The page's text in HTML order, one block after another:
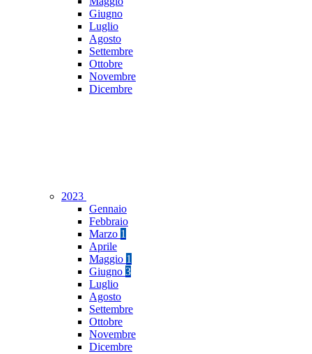
Giugno
Luglio
Agosto
Settembre
Ottobre
Novembre
Dicembre
2023
Gennaio
Febbraio
Marzo 1
Aprile
Maggio 1
Giugno 3
Luglio
Agosto
Settembre
Ottobre
Novembre
Dicembre